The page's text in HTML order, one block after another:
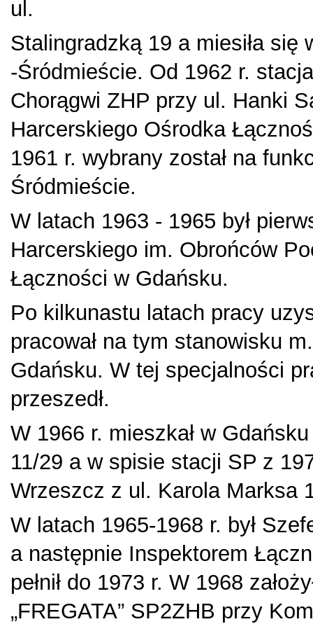
ul.
Stalingradzką 19 a miesiła
-Śródmieście. Od 1962 r.
Chorągwi ZHP przy ul. Hanki
Harcerskiego Ośrodka
1961 r. wybrany został na
Śródmieście.
W latach 1963 - 1965 był
Harcerskiego im. Obrońców
Łączności w Gdańsku.
Po kilkunastu latach pracy
pracował na tym stanowisku
Gdańsku. W tej specjalności
przeszedł.
W 1966 r. mieszkał w
11/29 a w spisie stacji SP z
Wrzeszcz z ul. Karola Marksa
W latach 1965-1968 r. był
a następnie Inspektorem
pełnił do 1973 r. W 1968
„FREGATA” SP2ZHB przy